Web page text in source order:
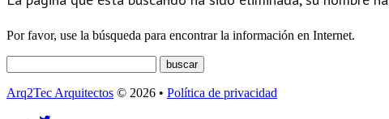
Por favor, use la búsqueda para encontrar la información en Internet.
Arq2Tec Arquitectos © 2026 • Política de privacidad